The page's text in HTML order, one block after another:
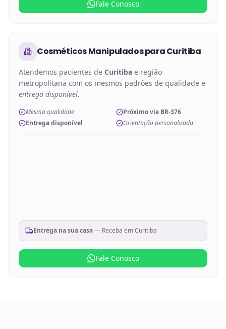
Fale Conosco
Cosméticos ManipuladosparaCuritiba
Atendemos pacientes de Curitiba e região
metropolitana com os mesmos padrões de qualidade e
entrega disponível.
Mesma qualidade
Próximo via BR-376
Entrega disponível
Orientação personalizada
Entrega na sua casa— Receba emCuritiba
Fale Conosco